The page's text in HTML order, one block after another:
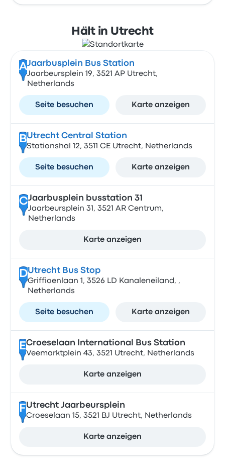
Hält in Utrecht
AJaarbusplein Bus Station
Jaarbeursplein 19, 3521 AP Utrecht,
Netherlands
Seite besuchen Karte anzeigen
BUtrecht Central Station
Stationshal 12, 3511 CE Utrecht, Netherlands
Seite besuchen Karte anzeigen
CJaarbusplein busstation 31
Jaarbeursplein 31, 3521 AR Centrum,
Netherlands
Karte anzeigen
DUtrecht Bus Stop
Griffioenlaan 1, 3526 LD Kanaleneiland, ,
Netherlands
Seite besuchen Karte anzeigen
ECroeselaan International Bus Station
Veemarktplein 43, 3521 Utrecht, Netherlands
Karte anzeigen
F Utrecht Jaarbeursplein
Croeselaan 15, 3521 BJ Utrecht, Netherlands
Karte anzeigen